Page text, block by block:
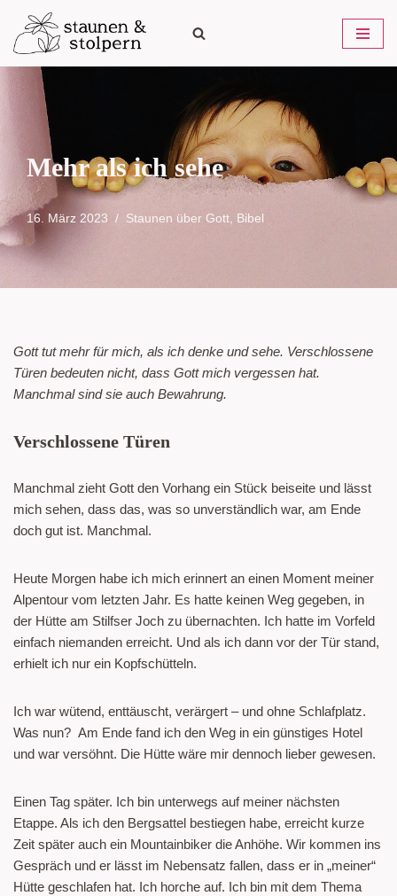
Zum
Inhalt
springen
Mehr als ich sehe
16. März 2023 Staunen über Gott Bibel
Gott tut mehr für mich, als ich denke und sehe. Verschlossene
Türen bedeuten nicht, dass Gott mich vergessen hat.
Manchmal sind sie auch Bewahrung.
Verschlossene Türen
Manchmal zieht Gott den Vorhang ein Stück beiseite und lässt
mich sehen, dass das, was so unverständlich war, am Ende
doch gut ist. Manchmal.
Heute Morgen habe ich mich erinnert an einen Moment meiner
Alpentour vom letzten Jahr. Es hatte keinen Weg gegeben, in
der Hütte am Stilfser Joch zu übernachten. Ich hatte im Vorfeld
einfach niemanden erreicht. Und als ich dann vor der Tür stand,
erhielt ich nur ein Kopfschütteln.
Ich war wütend, enttäuscht, verärgert – und ohne Schlafplatz.
Was nun? Am Ende fand ich den Weg in ein günstiges Hotel
und war versöhnt. Die Hütte wäre mir dennoch lieber gewesen.
Einen Tag später. Ich bin unterwegs auf meiner nächsten
Etappe. Als ich den Bergsattel bestiegen habe, erreicht kurze
Zeit später auch ein Mountainbiker die Anhöhe. Wir kommen ins
Gespräch und er lässt im Nebensatz fallen, dass er in „meiner“
Hütte geschlafen hat. Ich horche auf. Ich bin mit dem Thema